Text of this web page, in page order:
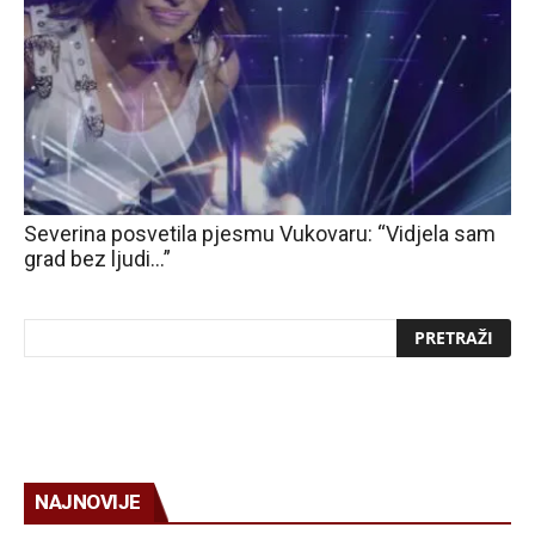
Severina posvetila pjesmu Vukovaru: “Vidjela sam
grad bez ljudi…”
NAJNOVIJE